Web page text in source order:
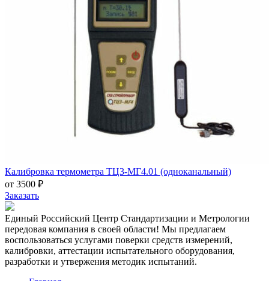
Калибровка термометра ТЦ3-МГ4.01 (одноканальный)
от 3500 ₽
Заказать
Единый Российский Центр Стандартизации и Метрологии
передовая компания в своей области! Мы предлагаем
воспользоваться услугами поверки средств измерений,
калибровки, аттестации испытательного оборудования,
разработки и утвержения методик испытаний.